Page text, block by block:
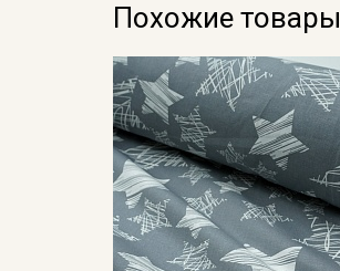
Похожие товары